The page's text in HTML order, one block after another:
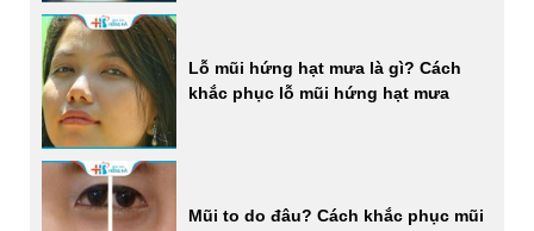
Lỗ mũi hứng hạt mưa là gì? Cách
khắc phục lỗ mũi hứng hạt mưa
Mũi to do đâu? Cách khắc phục mũi